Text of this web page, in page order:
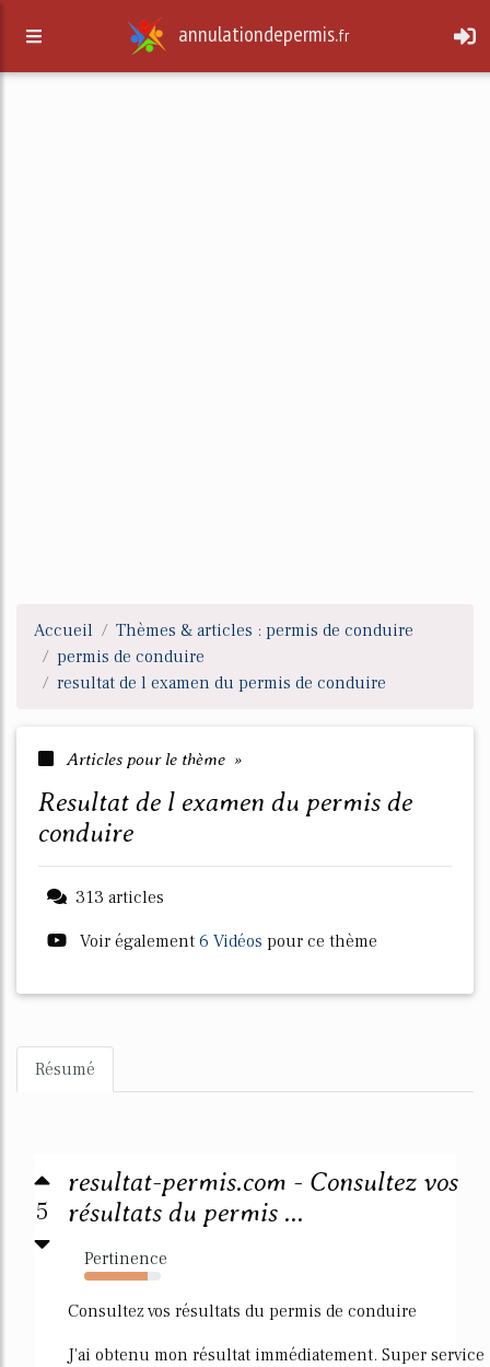
annulationdepermis.fr
Accueil
Thèmes & articles : permis de conduire
permis de conduire
resultat de l examen du permis de conduire
Articles pour le thème »
resultat de l examen du permis de
conduire
313 articles
Voir également 6 Vidéos pour ce thème
Résumé
5
resultat-permis.com - Consultez vos
résultats du permis ...
Pertinence
83%
Consultez vos résultats du permis de conduire
J'ai obtenu mon résultat immédiatement. Super service